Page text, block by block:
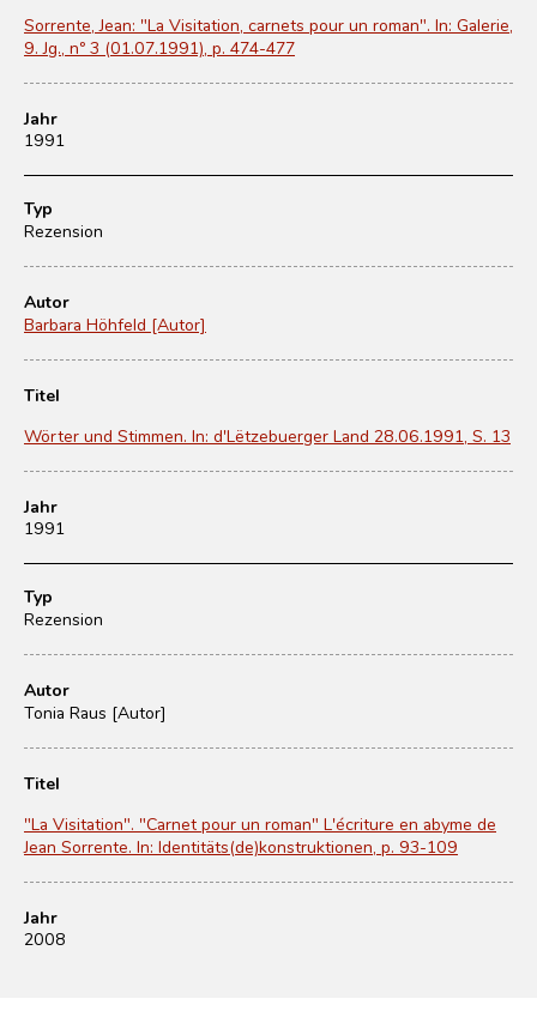
Sorrente, Jean: "La Visitation, carnets pour un roman". In: Galerie,
9. Jg., nº 3 (01.07.1991), p. 474-477
Jahr
1991
Typ
Rezension
Autor
Barbara Höhfeld [Autor]
Titel
Wörter und Stimmen. In: d'Lëtzebuerger Land 28.06.1991, S. 13
Jahr
1991
Typ
Rezension
Autor
Tonia Raus [Autor]
Titel
"La Visitation". "Carnet pour un roman" L'écriture en abyme de
Jean Sorrente. In: Identitäts(de)konstruktionen, p. 93-109
Jahr
2008